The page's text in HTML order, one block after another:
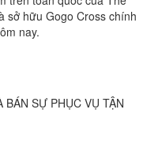
sở hữu Gogo Cross chính
nay.
BÁN SỰ PHỤC VỤ TẬN